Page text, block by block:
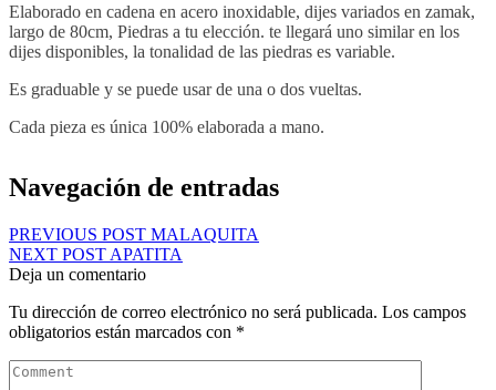
Elaborado en cadena en acero inoxidable, dijes variados en zamak,
largo de 80cm, Piedras a tu elección. te llegará uno similar en los
dijes disponibles, la tonalidad de las piedras es variable.
Es graduable y se puede usar de una o dos vueltas.
Cada pieza es única 100% elaborada a mano.
Navegación de entradas
PREVIOUS POST MALAQUITA
NEXT POST APATITA
Deja un comentario
Tu dirección de correo electrónico no será publicada. Los campos
obligatorios están marcados con *